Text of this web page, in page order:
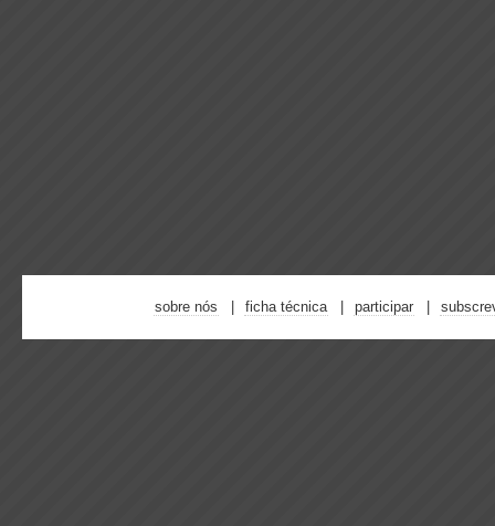
sobre nós ficha técnica participar